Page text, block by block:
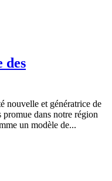
des
nouvelle et génératrice de
promue dans notre région
un modèle de...